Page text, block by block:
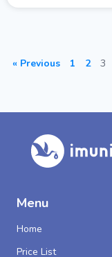
« Previous 1 2 3
Menu
Home
Price List